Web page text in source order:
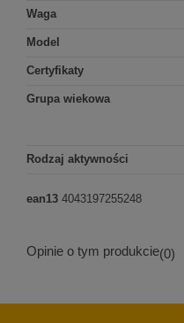
Waga
Model
Certyfikaty
Grupa wiekowa
Rodzaj aktywności
ean13 4043197255248
Opinie o tym produkcie(0)